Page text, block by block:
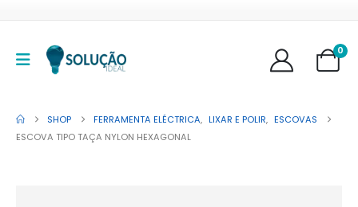
0
SHOP FERRAMENTA ELÉCTRICA, LIXAR E POLIR, ESCOVAS
ESCOVA TIPO TAÇA NYLON HEXAGONAL